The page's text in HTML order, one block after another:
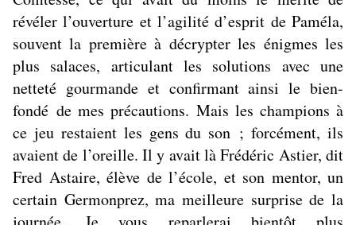
révéler l’ouverture et l’agilité d’esprit de Paméla,
souvent la première à décrypter les énigmes les
plus salaces, articulant les solutions avec une
netteté gourmande et confirmant ainsi le bien-
fondé de mes précautions. Mais les champions à
ce jeu restaient les gens du son ; forcément, ils
avaient de l’oreille. Il y avait là Frédéric Astier, dit
Fred Astaire, élève de l’école, et son mentor, un
certain Germonprez, ma meilleure surprise de la